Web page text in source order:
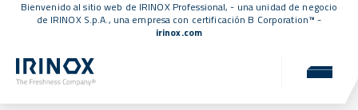
Bienvenido al sitio web de IRINOX Professional, - una unidad de negocio
de IRINOX S.p.A., una empresa con certificación B Corporation™ -
irinox.com